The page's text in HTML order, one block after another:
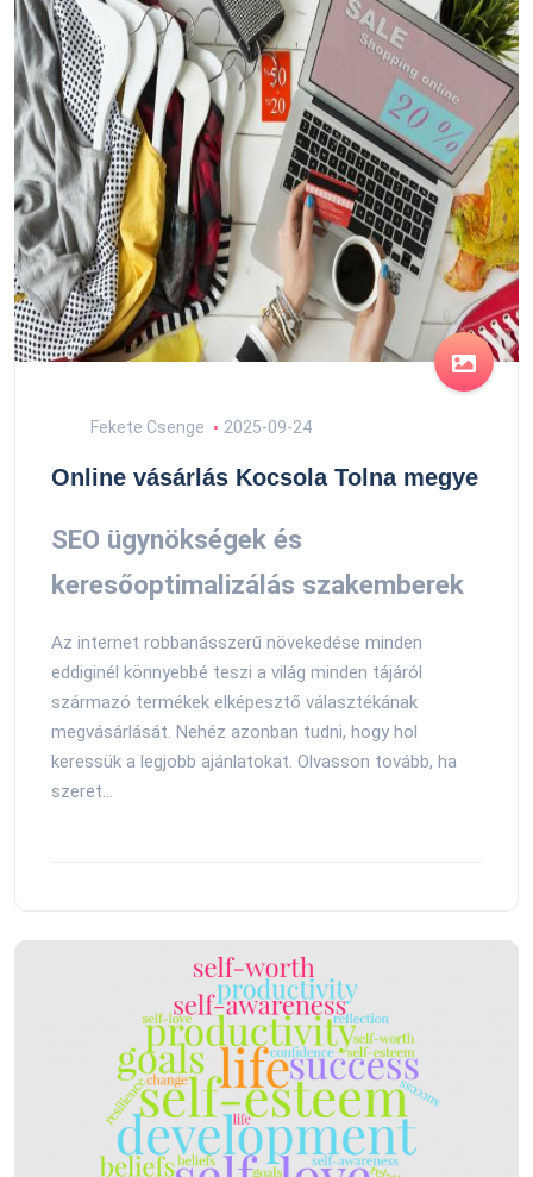
Fekete Csenge 2025-09-24
Online vásárlás Kocsola Tolna megye
SEO ügynökségek és
keresőoptimalizálás szakemberek
Az internet robbanásszerű növekedése minden
eddiginél könnyebbé teszi a világ minden tájáról
származó termékek elképesztő választékának
megvásárlását. Nehéz azonban tudni, hogy hol
keressük a legjobb ajánlatokat. Olvasson tovább, ha
szeret...